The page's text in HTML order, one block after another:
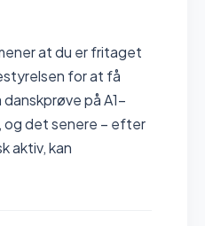
at du er fritaget
for at få
på A1-
og det senere – efter
aktiv, kan